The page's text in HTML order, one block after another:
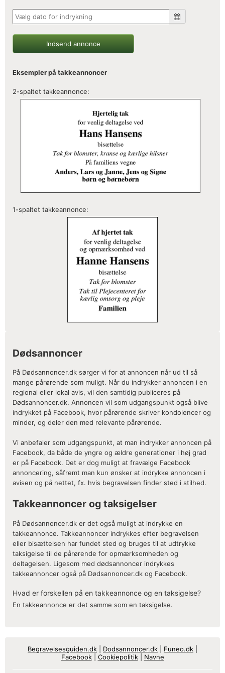
Indsend annonce
Eksempler på takkeannoncer
2-spaltet takkeannonce:
1-spaltet takkeannonce:
Dødsannoncer
På Dødsannoncer.dk sørger vi for at annoncen når ud til så
mange pårørende som muligt. Når du indrykker annoncen i en
regional eller lokal avis, vil den samtidig publiceres på
Dødsannoncer.dk. Annoncen vil som udgangspunkt også blive
indrykket på Facebook, hvor pårørende skriver kondolencer og
minder, og deler den med relevante pårørende.
Vi anbefaler som udgangspunkt, at man indrykker annoncen på
Facebook, da både de yngre og ældre generationer i høj grad
er på Facebook. Det er dog muligt at fravælge Facebook
annoncering, såfremt man kun ønsker at indrykke annoncen i
avisen og på nettet, fx. hvis begravelsen finder sted i stilhed.
Takkeannoncer og taksigelser
På Dødsannoncer.dk er det også muligt at indrykke en
takkeannonce. Takkeannoncer indrykkes efter begravelsen
eller bisættelsen har fundet sted og bruges til at udtrykke
taksigelse til de pårørende for opmærksomheden og
deltagelsen. Ligesom med dødsannoncer indrykkes
takkeannoncer også på Dødsannoncer.dk og Facebook.
Hvad er forskellen på en takkeannonce og en taksigelse?
En takkeannonce er det samme som en taksigelse.
Begravelsesguiden.dk Dodsannoncer.dk Funeo.dk
Facebook| Cookiepolitik| Navne